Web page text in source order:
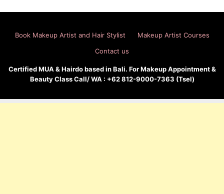
Book Makeup Artist and Hair Stylist
Makeup Artist Courses
Contact us
Certified MUA & Hairdo based in Bali. For Makeup Appointment &
Beauty Class Call/ WA : +62 812-9000-7363 (Tsel)